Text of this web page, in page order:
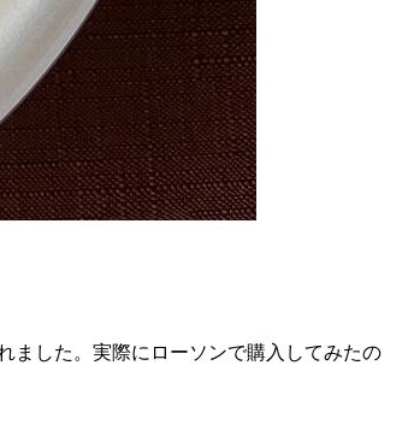
ました。実際にローソンで購入してみたの